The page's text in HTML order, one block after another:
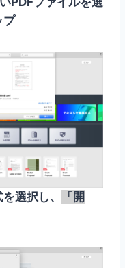
プ
選択し、
「開